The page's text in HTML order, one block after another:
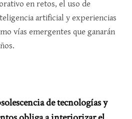
en retos, el uso de
artificial y experiencias
vías emergentes que ganarán
de tecnologías y